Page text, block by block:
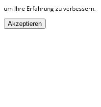
um Ihre Erfahrung zu verbessern.
Akzeptieren